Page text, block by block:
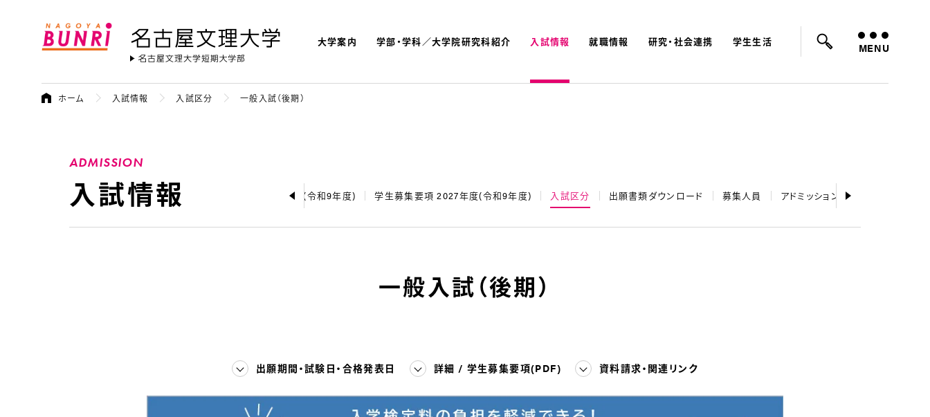
名古屋文理大学
大学案内 学部・学科／大学院研究科紹介 入試情報 就職情報 研究・社会連携 学生生活
よく検索されているキーワード： 入試 学費 オープンキャンパス MENU
ホーム 入試情報 入試区分 一般入試（後期）
ADMISSION
入試情報
参加予定の進学相談会 ワークショップ 大学案内 2027年度(令和9年度) 学生募集要項 2027年度(令和9年度) 入試区分 出願書類ダウンロード 募集人員 アドミッションポリシー 2027年度
一般入試（後期）
出願期間・試験日・合格発表日 詳細 / 学生募集要項(PDF) 資料請求・関連リンク